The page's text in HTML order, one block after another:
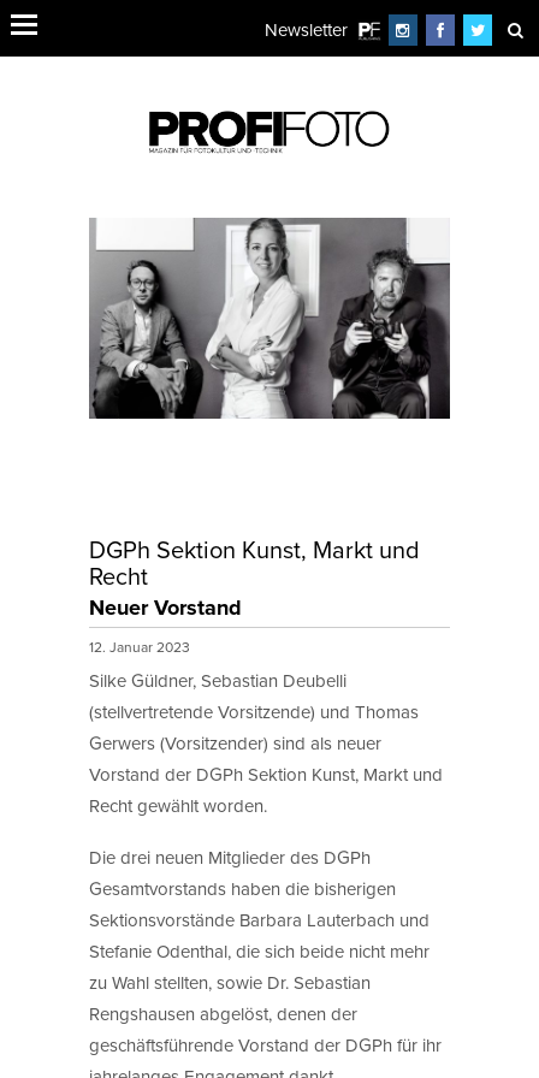
Newsletter
DGPh Sektion Kunst, Markt und
Recht
Neuer Vorstand
12. Januar 2023
Silke Güldner, Sebastian Deubelli
(stellvertretende Vorsitzende) und Thomas
Gerwers (Vorsitzender) sind als neuer
Vorstand der DGPh Sektion Kunst, Markt und
Recht gewählt worden.
Die drei neuen Mitglieder des DGPh
Gesamtvorstands haben die bisherigen
Sektionsvorstände Barbara Lauterbach und
Stefanie Odenthal, die sich beide nicht mehr
zu Wahl stellten, sowie Dr. Sebastian
Rengshausen abgelöst, denen der
geschäftsführende Vorstand der DGPh für ihr